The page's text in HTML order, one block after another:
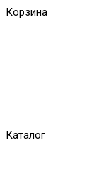
Корзина
Каталог